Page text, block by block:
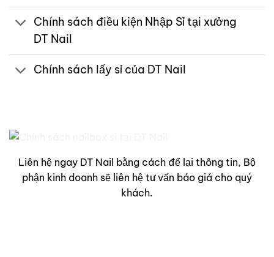
Chính sách điều kiện Nhập Sỉ tại xưởng
DT Nail
Chính sách lấy sỉ của DT Nail
Liên hệ ngay DT Nail bằng cách để lại thông tin, Bộ
phận kinh doanh sẽ liên hệ tư vấn báo giá cho quý
khách.